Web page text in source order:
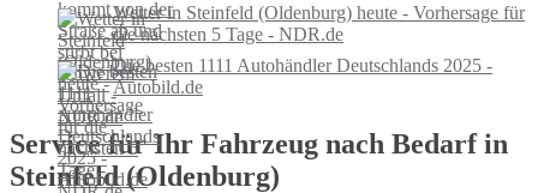
Wetter in Steinfeld (Oldenburg) heute - Vorhersage für
die nächsten 5 Tage - NDR.de
Die besten 1111 Autohändler Deutschlands 2025 -
Autobild.de
Service für Ihr Fahrzeug nach Bedarf in
Steinfeld (Oldenburg)